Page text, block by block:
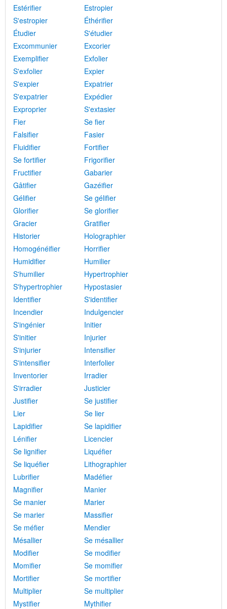
Estérifier
Estropier
S'estropier
Éthérifier
Étudier
S'étudier
Excommunier
Excorier
Exemplifier
Exfolier
S'exfolier
Expier
S'expier
Expatrier
S'expatrier
Expédier
Exproprier
S'extasier
Fier
Se fier
Falsifier
Fasier
Fluidifier
Fortifier
Se fortifier
Frigorifier
Fructifier
Gabarier
Gâtifier
Gazéifier
Gélifier
Se gélifier
Glorifier
Se glorifier
Gracier
Gratifier
Historier
Holographier
Homogénéifier
Horrifier
Humidifier
Humilier
S'humilier
Hypertrophier
S'hypertrophier
Hypostasier
Identifier
S'identifier
Incendier
Indulgencier
S'ingénier
Initier
S'initier
Injurier
S'injurier
Intensifier
S'intensifier
Interfolier
Inventorier
Irradier
S'irradier
Justicier
Justifier
Se justifier
Lier
Se lier
Lapidifier
Se lapidifier
Lénifier
Licencier
Se lignifier
Liquéfier
Se liquéfier
Lithographier
Lubrifier
Madéfier
Magnifier
Manier
Se manier
Marier
Se marier
Massifier
Se méfier
Mendier
Mésallier
Se mésallier
Modifier
Se modifier
Momifier
Se momifier
Mortifier
Se mortifier
Multiplier
Se multiplier
Mystifier
Mythifier